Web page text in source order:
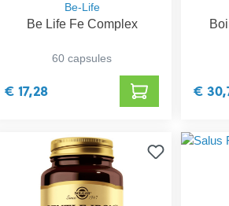
Be-Life
Be Life Fe Complex
60 capsules
€ 17,28 €